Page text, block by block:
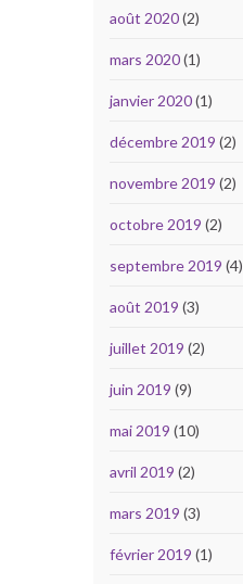
août 2020(2)
mars 2020(1)
janvier 2020(1)
décembre 2019 (2)
novembre 2019 (2)
octobre 2019 (2)
septembre 2019 (4)
août 2019 (3)
juillet 2019 (2)
juin 2019 (9)
mai 2019 (10)
avril 2019 (2)
mars 2019 (3)
février 2019 (1)